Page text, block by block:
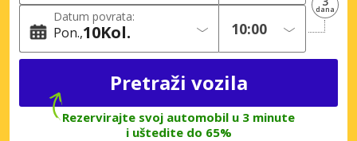
Datum povrata:
Pon. 10Kol.
dana
Rezervirajte svoj automobil u 3 minute
i uštedite do 65%